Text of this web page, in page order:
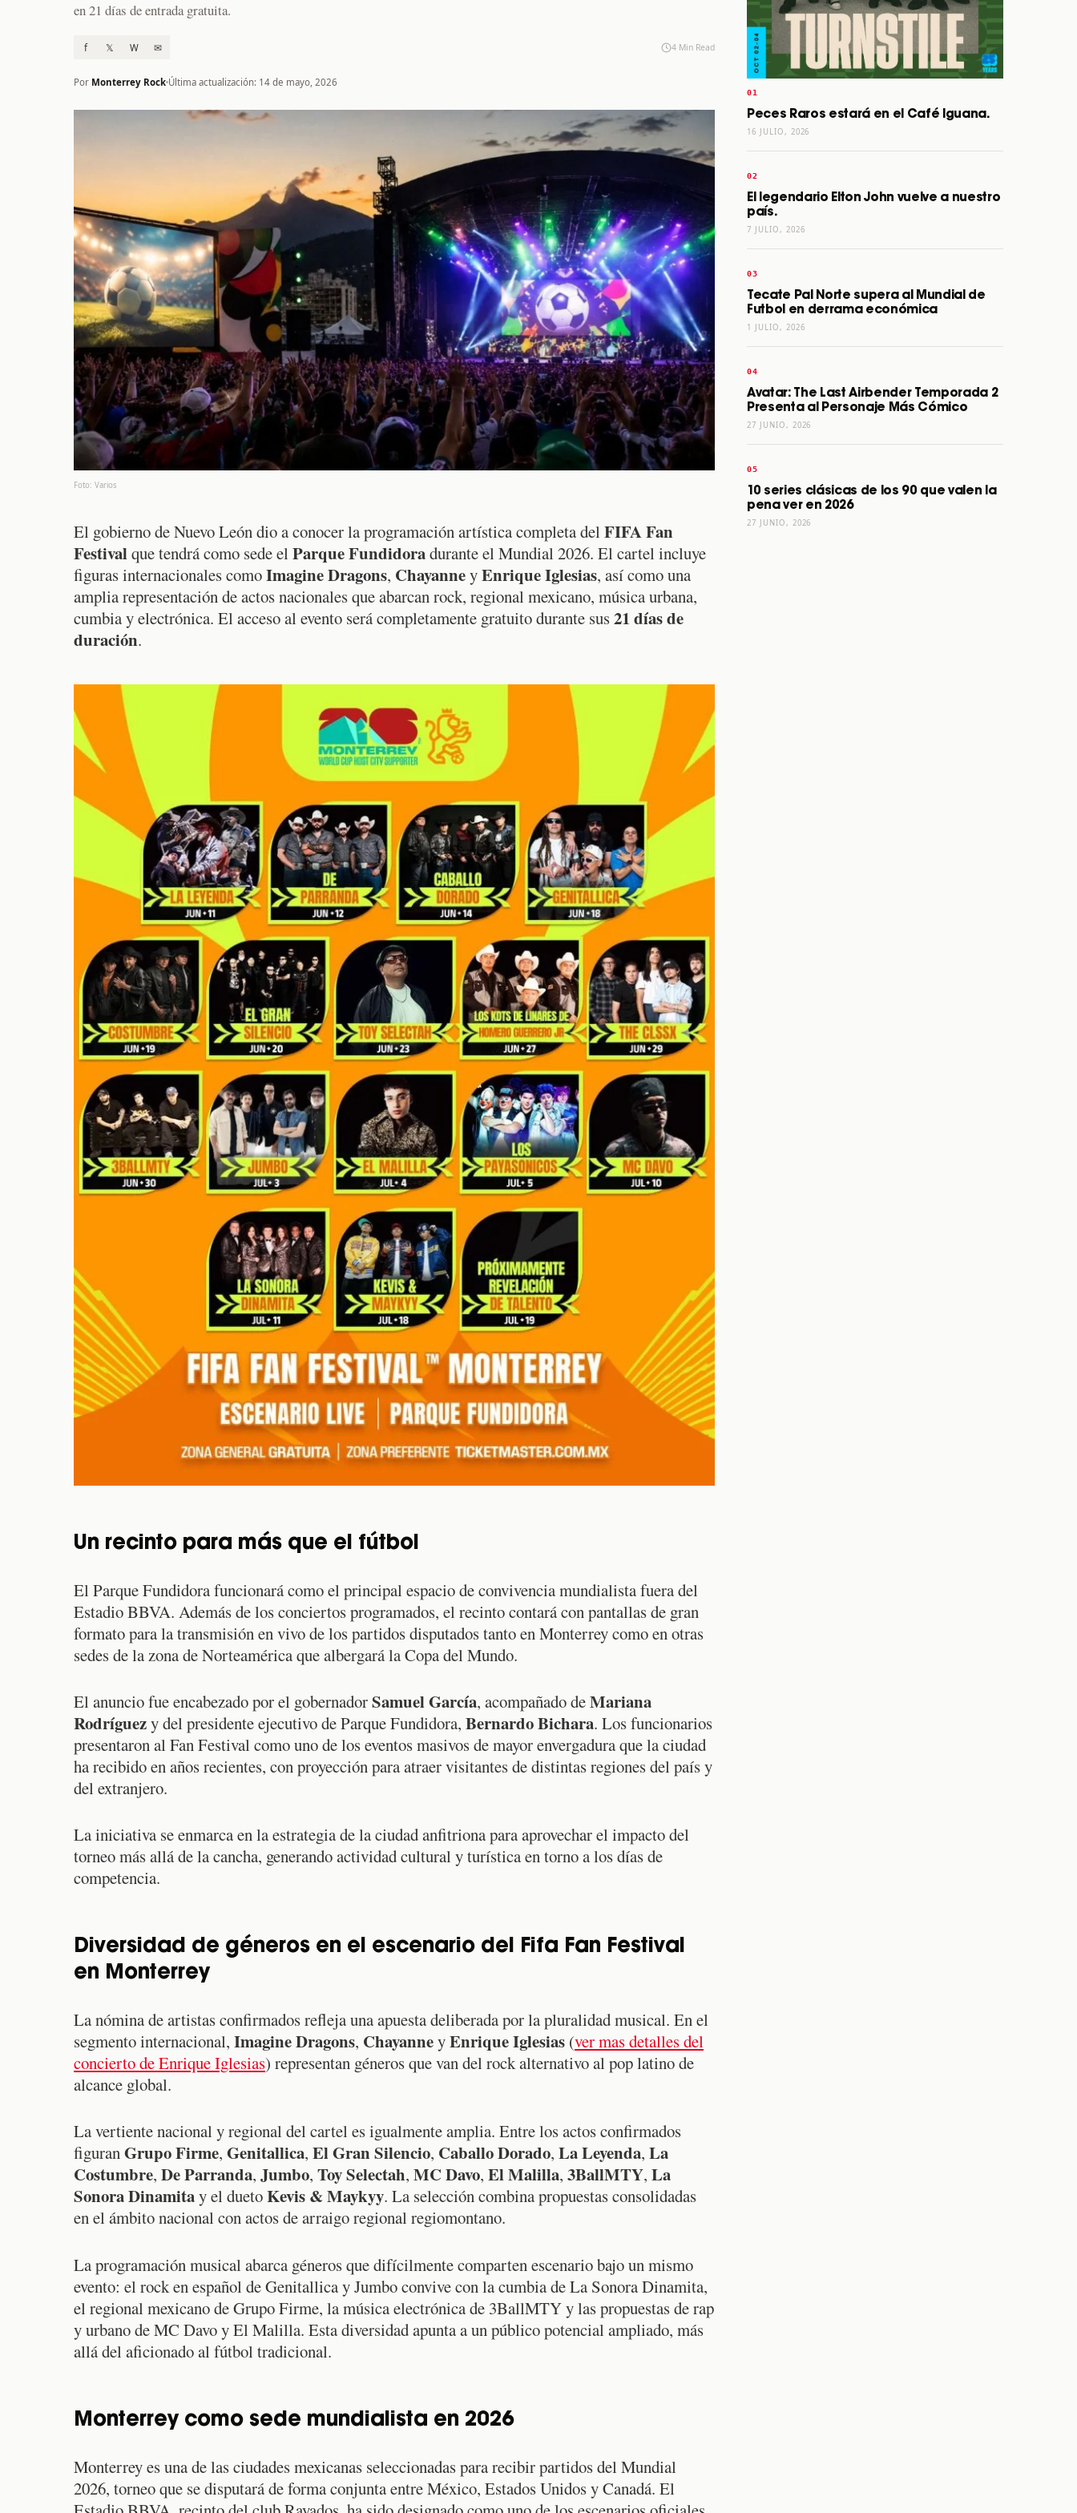
en 21 días de entrada gratuita.
f 𝕏 W ✉ 4 Min Read
Por Monterrey Rock Última actualización: 14 de mayo, 2026
Foto: Varios
El gobierno de Nuevo León dio a conocer la programación artística completa del FIFA Fan
Festivalque tendrá como sede el Parque Fundidoradurante el Mundial 2026. El cartel incluye
figuras internacionales comoImagine Dragons, ChayanneyEnrique Iglesias, así como una
amplia representación de actos nacionales que abarcan rock, regional mexicano, música urbana,
cumbia y electrónica. El acceso al evento será completamente gratuito durante sus21 días de
duración.
Un recinto para más que el fútbol
El Parque Fundidora funcionará como el principal espacio de convivencia mundialista fuera del
Estadio BBVA. Además de los conciertos programados, el recinto contará con pantallas de gran
formato para la transmisión en vivo de los partidos disputados tanto en Monterrey como en otras
sedes de la zona de Norteamérica que albergará la Copa del Mundo.
El anuncio fue encabezado por el gobernadorSamuel García, acompañado deMariana
Rodríguezy del presidente ejecutivo de Parque Fundidora, Bernardo Bichara. Los funcionarios
presentaron al Fan Festival como uno de los eventos masivos de mayor envergadura que la ciudad
ha recibido en años recientes, con proyección para atraer visitantes de distintas regiones del país y
del extranjero.
La iniciativa se enmarca en la estrategia de la ciudad anfitriona para aprovechar el impacto del
torneo más allá de la cancha, generando actividad cultural y turística en torno a los días de
competencia.
Diversidad de géneros en el escenario del Fifa Fan Festival
en Monterrey
La nómina de artistas confirmados refleja una apuesta deliberada por la pluralidad musical. En el
segmento internacional, Imagine Dragons, ChayanneyEnrique Iglesias (ver mas detalles del
concierto de Enrique Iglesias) representan géneros que van del rock alternativo al pop latino de
alcance global.
La vertiente nacional y regional del cartel es igualmente amplia. Entre los actos confirmados
figuranGrupo Firme, Genitallica, El Gran Silencio, Caballo Dorado, La Leyenda, La
Costumbre, De Parranda, Jumbo, Toy Selectah, MC Davo, El Malilla, 3BallMTY, La
Sonora Dinamitay el duetoKevis & Maykyy. La selección combina propuestas consolidadas
en el ámbito nacional con actos de arraigo regional regiomontano.
La programación musical abarca géneros que difícilmente comparten escenario bajo un mismo
evento: el rock en español de Genitallica y Jumbo convive con la cumbia de La Sonora Dinamita,
el regional mexicano de Grupo Firme, la música electrónica de 3BallMTY y las propuestas de rap
y urbano de MC Davo y El Malilla. Esta diversidad apunta a un público potencial ampliado, más
allá del aficionado al fútbol tradicional.
Monterrey como sede mundialista en 2026
Monterrey es una de las ciudades mexicanas seleccionadas para recibir partidos del Mundial
2026, torneo que se disputará de forma conjunta entre México, Estados Unidos y Canadá. El
Peces Raros estará en el Café Iguana.
16 JULIO, 2026
El legendario Elton John vuelve a nuestro
país.
7 JULIO, 2026
Tecate Pal Norte supera al Mundial de
Futbol en derrama económica
1 JULIO, 2026
Avatar: The Last Airbender Temporada 2
Presenta al Personaje Más Cómico
27 JUNIO, 2026
10 series clásicas de los 90 que valen la
pena ver en 2026
27 JUNIO, 2026